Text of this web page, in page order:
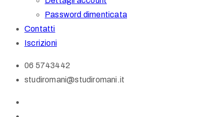
Password dimenticata
Contatti
Iscrizioni
06 5743442
studiromani@studiromani.it